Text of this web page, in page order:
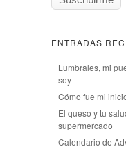
ENTRADAS
Lumbrales, mi
soy
Cómo fue mi
El queso y tu
supermercado
Calendario de